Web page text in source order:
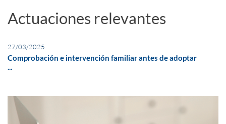
Actuaciones relevantes
27/03/2025
Comprobación e intervención familiar antes de adoptar
...